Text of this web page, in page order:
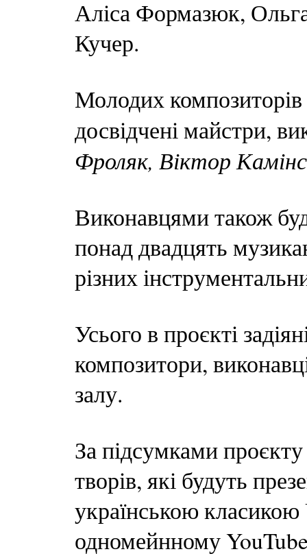
Аліса Формазюк,
Кучер.
Молодих
досвідчені майстри,
Фроляк, Віктор
Виконавцями також
понад двадцять
різних
Усього в проєкті
композитори,
залу.
За підсумками проєкту
творів, які будуть
українською
одномейнному